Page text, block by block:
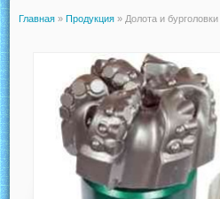
Главная » Продукция » Долота и